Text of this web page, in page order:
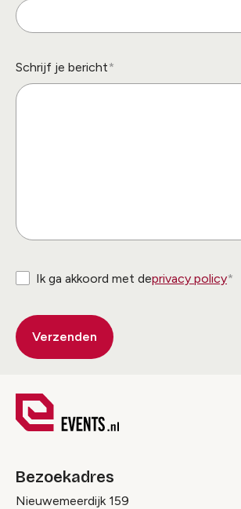
Schrijf je bericht
Ik ga akkoord met deprivacy policy
Bezoekadres
Nieuwemeerdijk 159